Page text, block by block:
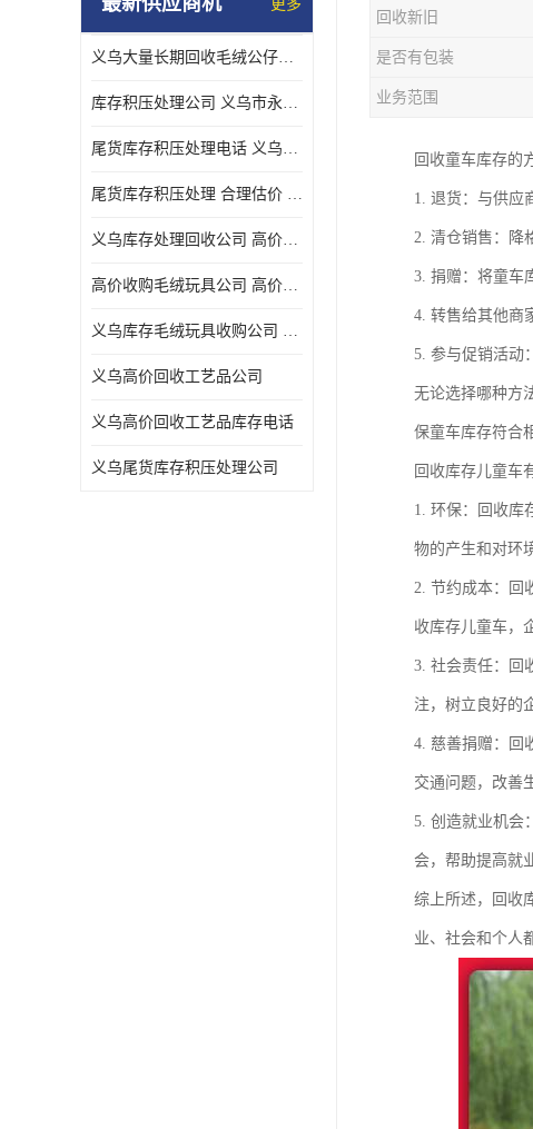
五金工具库存回收
库存厨具回收
更多
义乌大量长期回收毛绒公仔公司 高价回收库存积压 高价回收 欢迎电话咨询
库存积压处理公司 义乌市永峰贸易商行
尾货库存积压处理电话 义乌市永峰贸易商行
尾货库存积压处理 合理估价 量大量小均可
义乌库存处理回收公司 高价回收库存积压 大量尾货回收
高价收购毛绒玩具公司 高价回收库存积压 回收库存 二手勿扰
义乌库存毛绒玩具收购公司 高价回收库存积压 义乌市永峰贸易商行
义乌高价回收工艺品公司
义乌高价回收工艺品库存电话
义乌尾货库存积压处理公司
回收新旧
是否有包装
业务范围
回收童车库存的
1. 退货：与供应
2. 清仓销售：降
3. 捐赠：将童车
4. 转售给其他商
5. 参与促销活动
无论选择哪种方
保童车库存符合
回收库存儿童车
1. 环保：回收库
物的产生和对环
2. 节约成本：回
收库存儿童车，
3. 社会责任：回
注，树立良好的
4. 慈善捐赠：回
交通问题，改善
5. 创造就业机会
会，帮助提高就
综上所述，回收
业、社会和个人